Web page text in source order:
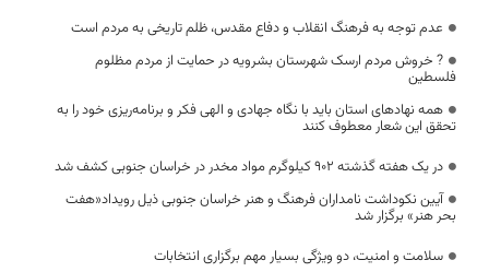
عدم توجه به فرهنگ انقلاب و دفاع مقدس، ظلم تاریخی به مردم است
? خروش مردم ارسک شهرستان بشرویه در حمایت از مردم مظلوم
فلسطین
همه نهادهای استان باید با نگاه جهادی و الهی فکر و برنامه‌ریزی خود را به
تحقق این شعار معطوف کنند
در یک هفته گذشته ۹۰۲ کیلوگرم مواد مخدر در خراسان جنوبی کشف شد
آیین نکوداشت نامداران فرهنگ و هنر خراسان جنوبی ذیل رویداد«هفت
بحر هنر» برگزار شد
سلامت و امنیت، دو ویژگی بسیار مهم برگزاری انتخابات